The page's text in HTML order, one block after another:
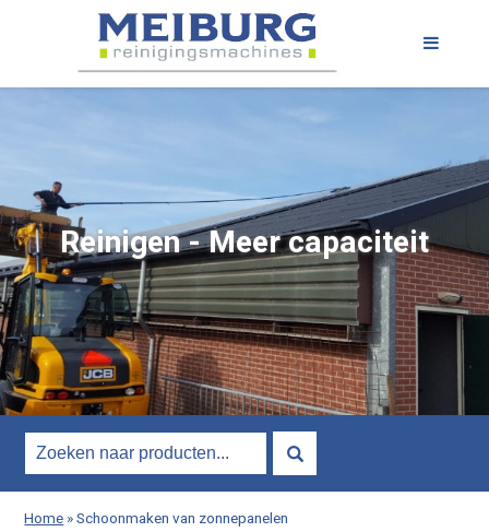
Reinigen - Meer capaciteit
Home»Schoonmaken van zonnepanelen